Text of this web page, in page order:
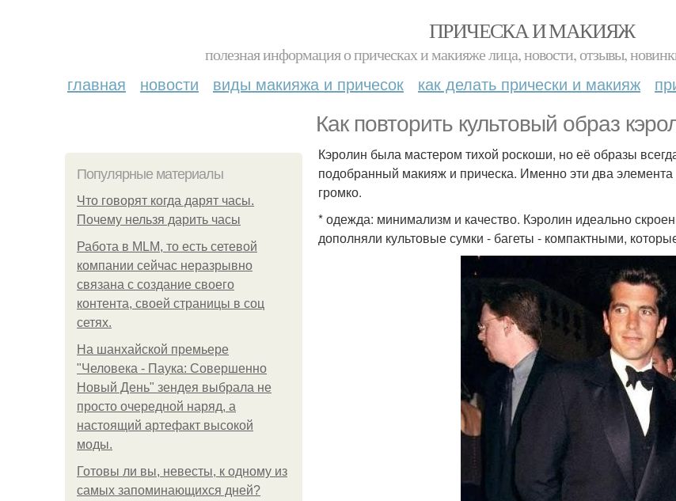
ПРИЧЕСКА И МАКИЯЖ
полезная информация о прическах и макияже лица, новости, отзывы,
главная новости виды макияжа и причесок как делать прически и макияж
Как повторить культовый образ
Популярные материалы
Что говорят когда дарят часы.
Почему нельзя дарить часы
Работа в MLM, то есть сетевой
компании сейчас неразрывно
связана с создание своего
контента, своей страницы в соц
сетях.
На шанхайской премьере
"Человека - Паука: Совершенно
Новый День" зендея выбрала не
просто очередной наряд, а
настоящий артефакт высокой
моды.
Готовы ли вы, невесты, к одному из
самых запоминающихся дней?
Кэролин была мастером тихой роскоши, но её образы
подобранный макияж и прическа. Именно эти два
громко.
* одежда: минимализм и качество. Кэролин идеально
дополняли культовые сумки - багеты - компактными,